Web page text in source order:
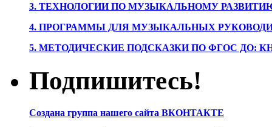
3. ТЕХНОЛОГИИ ПО МУЗЫКАЛЬНОМУ
4. ПРОГРАММЫ ДЛЯ МУЗЫКАЛЬНЫХ
5. МЕТОДИЧЕСКИЕ ПОДСКАЗКИ ПО ФГОС ДО:
Подпишитесь!
Создана группа нашего сайта ВКОНТАКТЕ